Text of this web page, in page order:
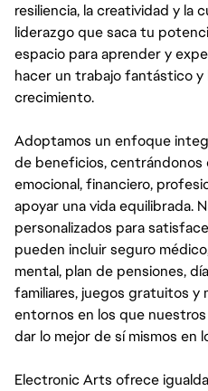
resiliencia, la creatividad y la
liderazgo que saca tu
espacio para aprender y
hacer un trabajo fantástico
crecimiento.
Adoptamos un enfoque
de beneficios, centrándonos
emocional, financiero,
apoyar una vida equilibrada.
personalizados para
pueden incluir seguro
mental, plan de pensiones,
familiares, juegos gratuitos y
entornos en los que
dar lo mejor de sí mismos en
Electronic Arts ofrece